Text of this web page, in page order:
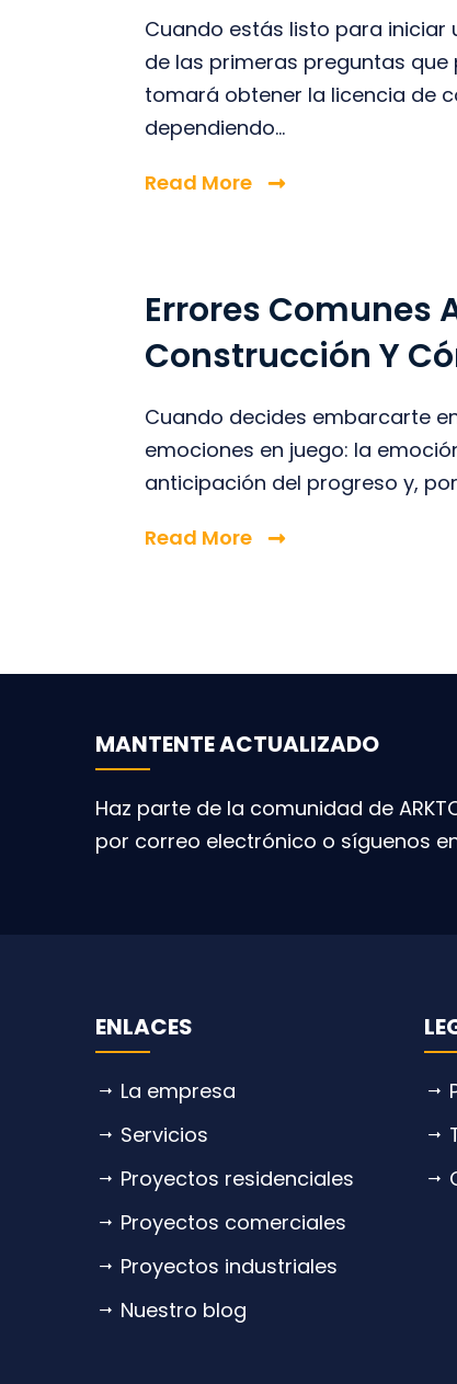
Cuando estás listo para
de las primeras preguntas
tomará obtener la licencia de
dependiendo...
Read More
Errores Comunes
Construcción Y
Cuando decides embarcarte
emociones en juego: la
anticipación del progreso y,
Read More
MANTENTE ACTUALIZADO
Haz parte de la comunidad de
por correo electrónico o síguenos
ENLACES
La empresa
Servicios
Proyectos residenciales
Proyectos comerciales
Proyectos industriales
Nuestro blog